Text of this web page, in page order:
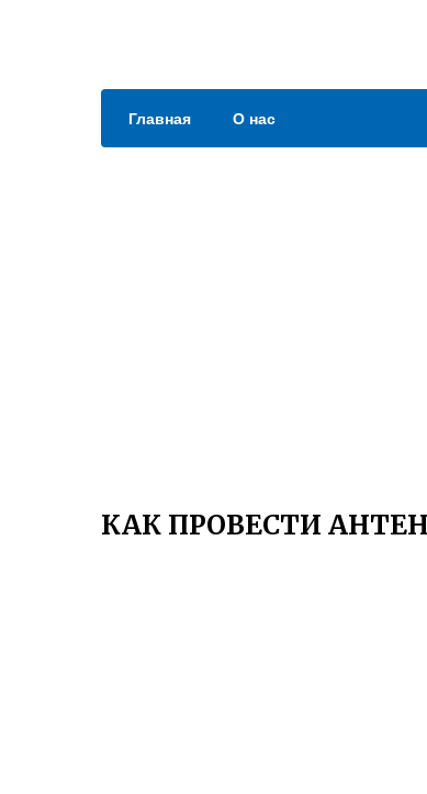
Главная О нас
КАК ПРОВЕСТИ